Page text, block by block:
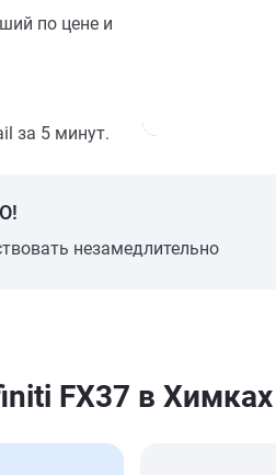
по цене и
за 5 минут.
незамедлительно
FX37 в Химках